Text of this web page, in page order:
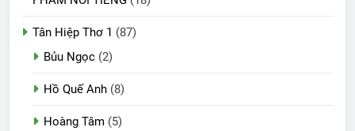
Tân Hiệp Thơ 1 (87)
Bủu Ngọc (2)
Hồ Quế Anh (8)
Hoàng Tâm (5)